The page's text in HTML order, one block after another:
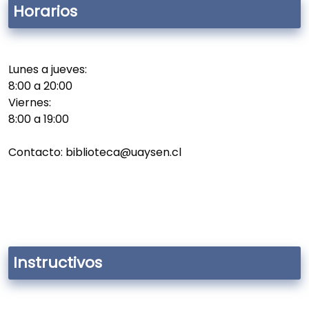
Horarios
Lunes a jueves:
8:00 a 20:00
Viernes:
8:00 a 19:00
Contacto: biblioteca@uaysen.cl
Instructivos